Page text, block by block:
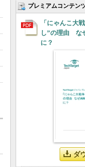
プレミアムコンテン
「にゃんこ大
し”の理由 な
に？
ダ